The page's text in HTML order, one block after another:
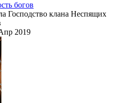
богов
Господство клана Неспящих
2019